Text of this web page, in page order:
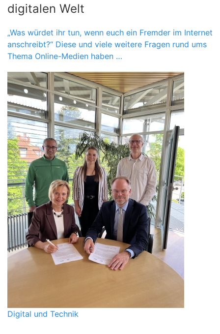
digitalen Welt
„Was würdet ihr tun, wenn euch ein Fremder im Internet
anschreibt?“ Diese und viele weitere Fragen rund ums
Thema Online-Medien haben …
Digital und Technik